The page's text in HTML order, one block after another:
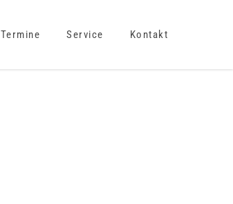
Termine Service Kontakt